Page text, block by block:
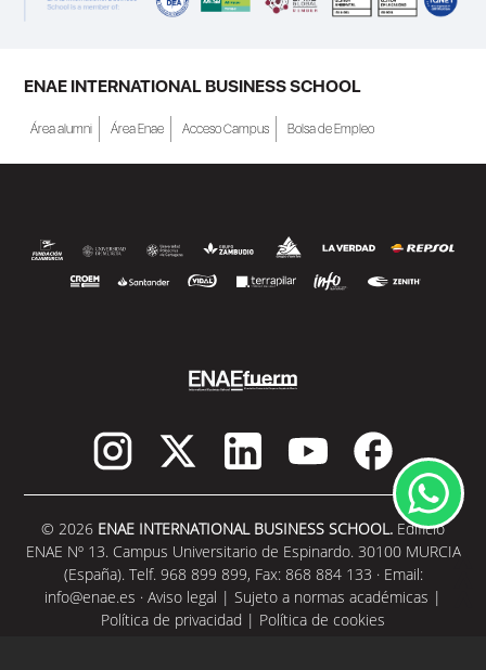
ENAE INTERNATIONAL BUSINESS SCHOOL
Área alumni Área Enae Acceso Campus Bolsa de Empleo
© 2026 ENAE INTERNATIONAL BUSINESS SCHOOL. Edificio
ENAE Nº 13. Campus Universitario de Espinardo. 30100 MURCIA
(España). Telf. 968 899 899, Fax: 868 884 133 · Email:
info@enae.es · Aviso legal | Sujeto a normas académicas |
Política de privacidad | Política de cookies